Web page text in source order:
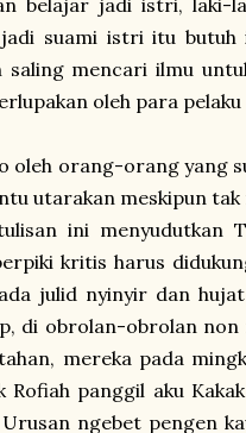
belajar jadi istri, laki-
suami istri itu
mencari ilmu
oleh para pelaku
oleh orang-orang yang
utarakan meskipun
ini menyudutkan
kritis harus
julid nyinyir dan
di obrolan-obrolan non
mereka pada
Rofiah panggil aku
ngebet pengen